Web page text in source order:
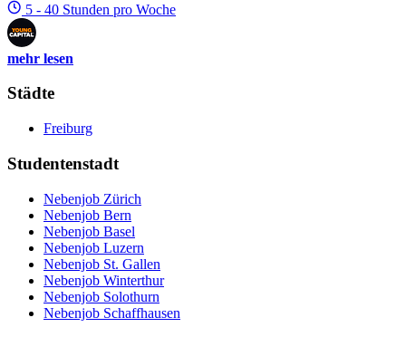
5 - 40 Stunden pro Woche
mehr lesen
Städte
Freiburg
Studentenstadt
Nebenjob Zürich
Nebenjob Bern
Nebenjob Basel
Nebenjob Luzern
Nebenjob St. Gallen
Nebenjob Winterthur
Nebenjob Solothurn
Nebenjob Schaffhausen